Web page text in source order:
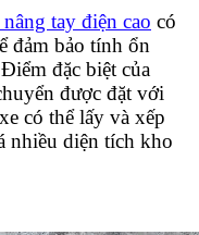
tay điện cao có
đảm bảo tính ổn
đặc biệt của
được đặt với
có thể lấy và xếp
nhiều diện tích kho